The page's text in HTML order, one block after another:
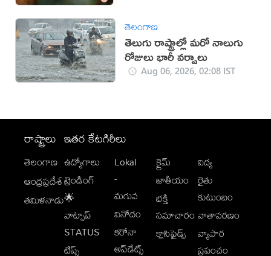
తెలంగాణ
తెలుగు రాష్ట్రాల్లో మరో నాలుగు
రోజులు భారీ వర్షాలు
Aug 06, 2026, 02:08 IST
రాష్ట్రాలు
తెలంగాణ
ఆంధ్రప్రదేశ్
తమిళనాడు
ఇతర కేటగిరీలు
ఉద్యోగాలు
ట్రెండింగ్
🌟
వాట్సాప్
STATUS
టిప్స్
Lokal
-
మగువ
వినోదం
కరోనా
అప్‌డేట్స్
క్రైమ్
జాతీయం
భక్తి
సమాచారం
క్లాసిఫైడ్స్
విద్య
రైతు
కుటుంబం
వాతావరణం
వ్యాపార
ప్రపంచం